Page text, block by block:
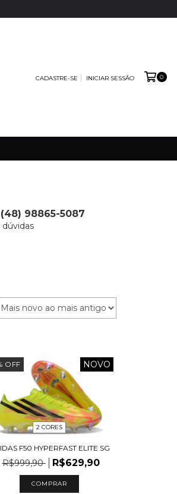
CADASTRE-SE INICIAR SESSÃO 0
(48) 98865-5087
dúvidas
OFF NOVO
2 CORES
F50 HYPERFAST ELITE SG
R$999,90 R$629,90
COMPRAR